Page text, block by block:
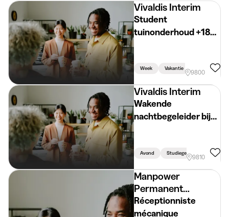
Vivaldis Interim
Student
tuinonderhoud +18
jaar
Week Vakantie
9800
Vivaldis Interim
Wakende
nachtbegeleider bij
jonge kinderen
Avond Studiegerelateerd
9810
Manpower
Permanent
Placement
Réceptionniste
mécanique